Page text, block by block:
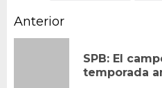
Navegación
entradas
Anterior
SPB: El
temporada